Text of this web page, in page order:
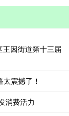
王因街道第十三届
震撼了！
消费活力